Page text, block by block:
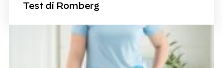
Test di Romberg